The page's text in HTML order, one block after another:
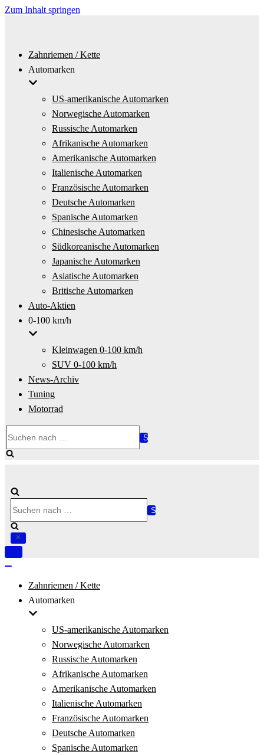
Zum Inhalt springen
Zahnriemen / Kette
Automarken
US-amerikanische Automarken
Norwegische Automarken
Russische Automarken
Afrikanische Automarken
Amerikanische Automarken
Italienische Automarken
Französische Automarken
Deutsche Automarken
Spanische Automarken
Chinesische Automarken
Südkoreanische Automarken
Japanische Automarken
Asiatische Automarken
Britische Automarken
Auto-Aktien
0-100 km/h
Kleinwagen 0-100 km/h
SUV 0-100 km/h
News-Archiv
Tuning
Motorrad
nach …
nach …
Navigation
Zahnriemen / Kette
Automarken
US-amerikanische Automarken
Norwegische Automarken
Russische Automarken
Afrikanische Automarken
Amerikanische Automarken
Italienische Automarken
Französische Automarken
Deutsche Automarken
Spanische Automarken